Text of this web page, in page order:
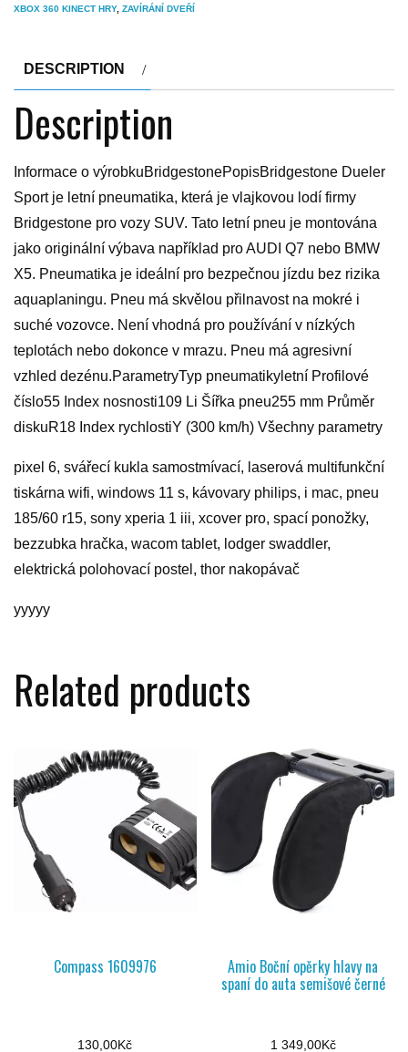
XBOX 360 KINECT HRY, ZAVÍRÁNÍ DVEŘÍ
DESCRIPTION
Description
Informace o výrobkuBridgestonePopisBridgestone Dueler
Sport je letní pneumatika, která je vlajkovou lodí firmy
Bridgestone pro vozy SUV. Tato letní pneu je montována
jako originální výbava například pro AUDI Q7 nebo BMW
X5. Pneumatika je ideální pro bezpečnou jízdu bez rizika
aquaplaningu. Pneu má skvělou přilnavost na mokré i
suché vozovce. Není vhodná pro používání v nízkých
teplotách nebo dokonce v mrazu. Pneu má agresivní
vzhled dezénu.ParametryTyp pneumatikyletní Profilové
číslo55 Index nosnosti109 Li Šířka pneu255 mm Průměr
diskuR18 Index rychlostiY (300 km/h) Všechny parametry
pixel 6, svářecí kukla samostmívací, laserová multifunkční
tiskárna wifi, windows 11 s, kávovary philips, i mac, pneu
185/60 r15, sony xperia 1 iii, xcover pro, spací ponožky,
bezzubka hračka, wacom tablet, lodger swaddler,
elektrická polohovací postel, thor nakopávač
yyyyy
Related products
Compass 1609976
130,00Kč
Amio Boční opěrky hlavy na
spaní do auta semišové černé
1 349,00Kč